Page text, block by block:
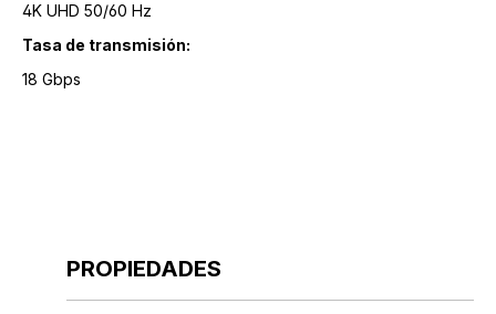
4K UHD 50/60 Hz
Tasa de transmisión:
18 Gbps
PROPIEDADES